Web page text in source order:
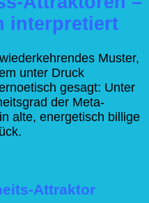
interpretiert
Muster,
unter Druck
gesagt: Unter
der Meta-
alte, energetisch billige
Attraktor